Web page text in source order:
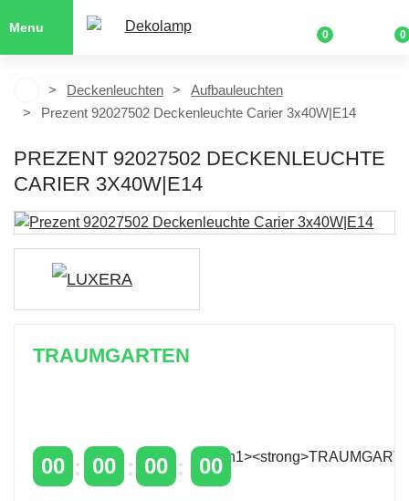
Menu
0 0
Deckenleuchten
Aufbauleuchten
Prezent 92027502 Deckenleuchte Carier 3x40W|E14
PREZENT 92027502 DECKENLEUCHTE
CARIER 3X40W|E14
TRAUMGARTEN
00 00 00 00